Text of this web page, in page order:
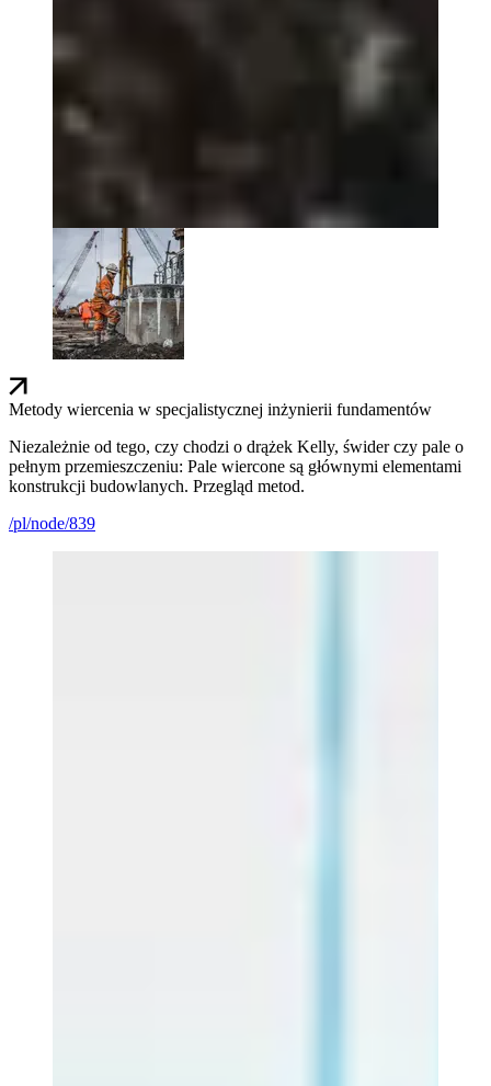
Metody wiercenia w specjalistycznej inżynierii fundamentów
Niezależnie od tego, czy chodzi o drążek Kelly, świder czy pale o
pełnym przemieszczeniu: Pale wiercone są głównymi elementami
konstrukcji budowlanych. Przegląd metod.
/pl/node/839